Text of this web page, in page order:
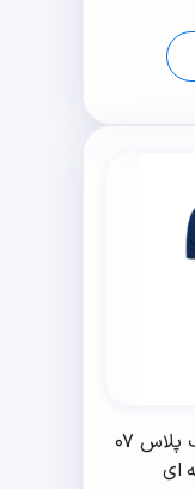
پولوشرت ورزشی مردانه تکنیک پلاس 07